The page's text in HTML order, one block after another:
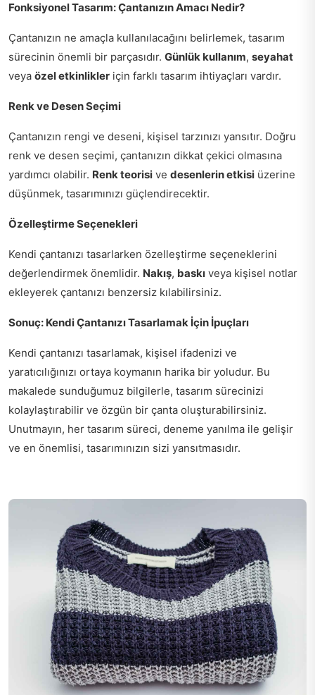
Fonksiyonel Tasarım: Çantanızın Amacı Nedir?
Çantanızın ne amaçla kullanılacağını belirlemek, tasarım
sürecinin önemli bir parçasıdır. Günlük kullanım, seyahat
veya özel etkinlikler için farklı tasarım ihtiyaçları vardır.
Renk ve Desen Seçimi
Çantanızın rengi ve deseni, kişisel tarzınızı yansıtır. Doğru
renk ve desen seçimi, çantanızın dikkat çekici olmasına
yardımcı olabilir. Renk teorisi ve desenlerin etkisi üzerine
düşünmek, tasarımınızı güçlendirecektir.
Özelleştirme Seçenekleri
Kendi çantanızı tasarlarken özelleştirme seçeneklerini
değerlendirmek önemlidir. Nakış, baskı veya kişisel notlar
ekleyerek çantanızı benzersiz kılabilirsiniz.
Sonuç: Kendi Çantanızı Tasarlamak İçin İpuçları
Kendi çantanızı tasarlamak, kişisel ifadenizi ve
yaratıcılığınızı ortaya koymanın harika bir yoludur. Bu
makalede sunduğumuz bilgilerle, tasarım sürecinizi
kolaylaştırabilir ve özgün bir çanta oluşturabilirsiniz.
Unutmayın, her tasarım süreci, deneme yanılma ile gelişir
ve en önemlisi, tasarımınızın sizi yansıtmasıdır.